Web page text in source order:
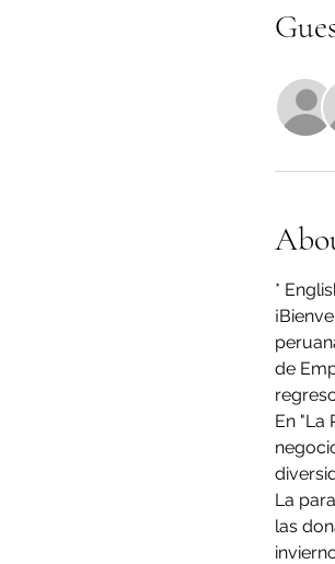
*
de
En "La
La
las